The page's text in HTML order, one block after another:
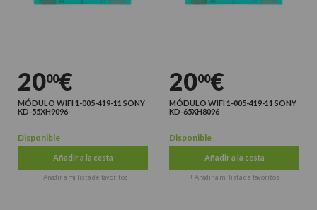
2000€
MÓDULO WIFI 1-005-419-11 SONY
KD-55XH9096
Disponible
Añadir a la cesta
+ Añadir a mi lista de favoritos
2000€
MÓDULO WIFI 1-005-419-11 SONY
KD-65XH8096
Disponible
Añadir a la cesta
+ Añadir a mi lista de favoritos